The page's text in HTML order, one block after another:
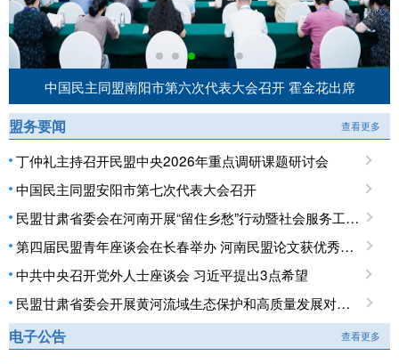
中国民主同盟南阳市第六次代表大会召开 霍金花出席
盟务要闻 查看更多
丁仲礼主持召开民盟中央2026年重点调研课题研讨会
中国民主同盟安阳市第七次代表大会召开
民盟甘肃省委会在河南开展“留住乡愁”行动暨社会服务工作调研
第四届民盟青年座谈会在长春举办 河南民盟论文获优秀论文奖
中共中央召开党外人士座谈会 习近平提出3点希望
民盟甘肃省委会开展黄河流域生态保护和高质量发展对口开封专项民主监督调研
电子公告 查看更多